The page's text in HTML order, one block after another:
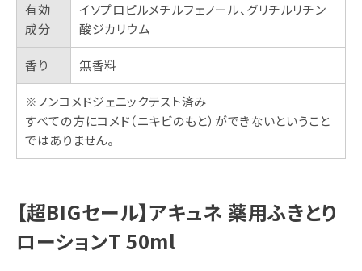
有効
成分
イソプロピルメチルフェノール、グリチルリチン
酸ジカリウム
香り 無香料
※ノンコメドジェニックテスト済み
すべての方にコメド（ニキビのもと）ができないということ
ではありません。
【超BIGセール】アキュネ 薬用ふきとり
ローションT 50ml